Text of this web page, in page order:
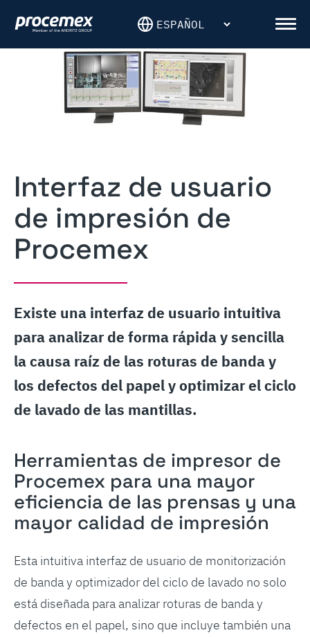
content
Interfaz de usuario
de impresión de
Procemex
Existe una interfaz de usuario intuitiva
para analizar de forma rápida y sencilla
la causa raíz de las roturas de banda y
los defectos del papel y optimizar el ciclo
de lavado de las mantillas.
Herramientas de impresor de
Procemex para una mayor
eficiencia de las prensas y una
mayor calidad de impresión
Esta intuitiva interfaz de usuario de monitorización
de banda y optimizador del ciclo de lavado no solo
está diseñada para analizar roturas de banda y
defectos en el papel, sino que incluye también una